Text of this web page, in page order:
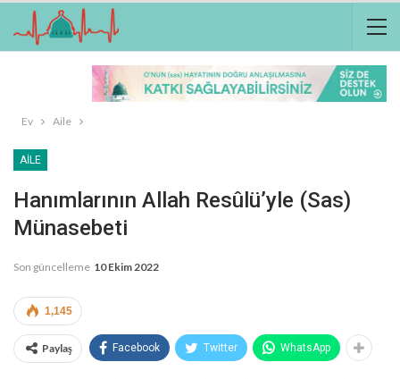
Ev Aile
AILE
Hanımlarının Allah Resûlü’yle (sas)
Münasebeti
Son güncelleme 10 Ekim 2022
1,145
Paylaş Facebook Twitter WhatsApp